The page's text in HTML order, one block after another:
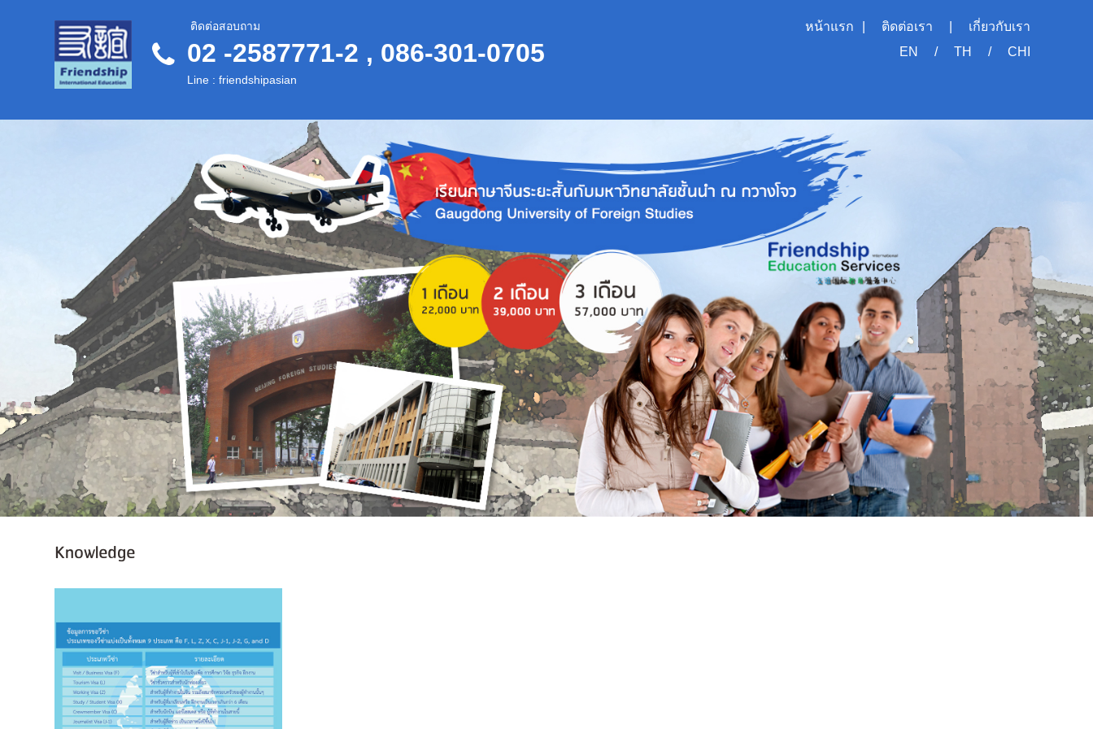
ติดต่อสอบถาม
02 -2587771-2 , 086-301-0705
Line : friendshipasian
หน้าแรก ติดต่อเรา
เกี่ยวกับเรา
EN
/ TH / CHI
Knowledge